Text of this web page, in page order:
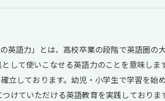
英語力」とは、高校卒業の段階で英語圏の
して使いこなせる英語力のことを意味します
立しております。幼児・小学生で学習を始
けていただける英語教育を実践しておりま